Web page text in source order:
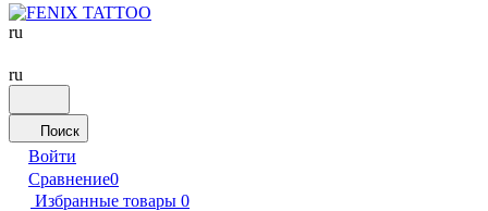
ru
ru
Поиск
Войти
Сравнение0
Избранные товары 0